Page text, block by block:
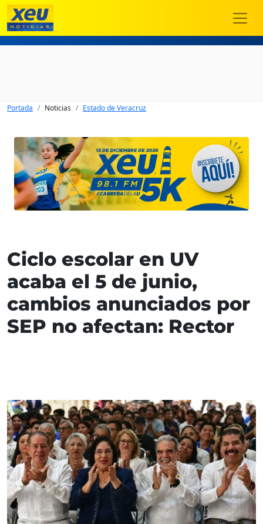
Portada Noticias Estado de Veracruz
Ciclo escolar en UV
acaba el 5 de junio,
cambios anunciados por
SEP no afectan: Rector